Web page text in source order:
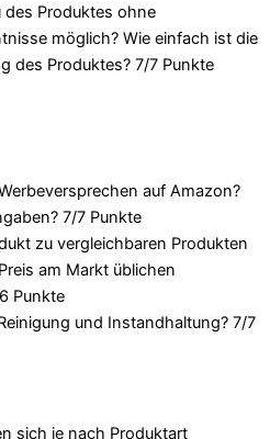
Produktes ohne
möglich? Wie einfach ist die
des Produktes? 7/7 Punkte
auf Amazon?
7/7 Punkte
zu vergleichbaren Produkten
am Markt üblichen
6 Punkte
und Instandhaltung? 7/7
sich je nach Produktart